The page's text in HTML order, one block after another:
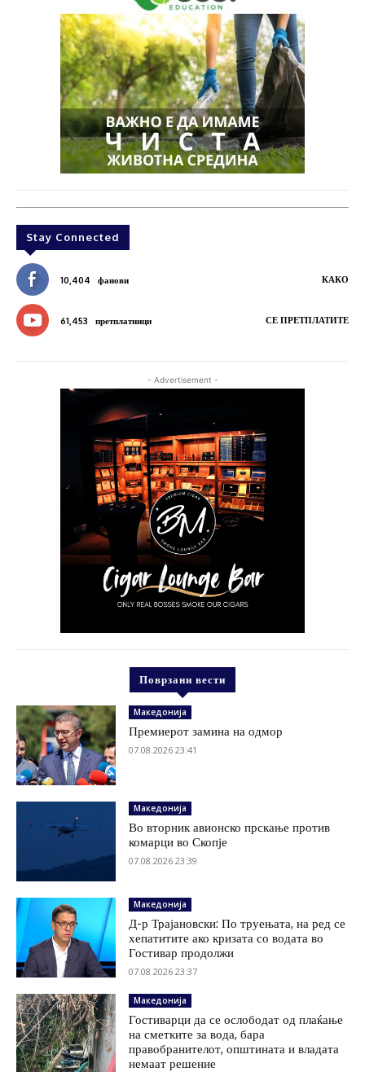
Stay Connected
10,404 фанови КАКО
61,453 претплатници СЕ ПРЕТПЛАТИТЕ
- Advertisement -
Поврзани вести
Македонија
Премиерот замина на одмор
07.08.2026 23:41
Македонија
Во вторник авионско прскање против
комарци во Скопје
07.08.2026 23:39
Македонија
Д-р Трајановски: По труењата, на ред се
хепатитите ако кризата со водата во
Гостивар продолжи
07.08.2026 23:37
Македонија
Гостиварци да се ослободат од плаќање
на сметките за вода, бара
правобранителот, општината и владата
немаат решение